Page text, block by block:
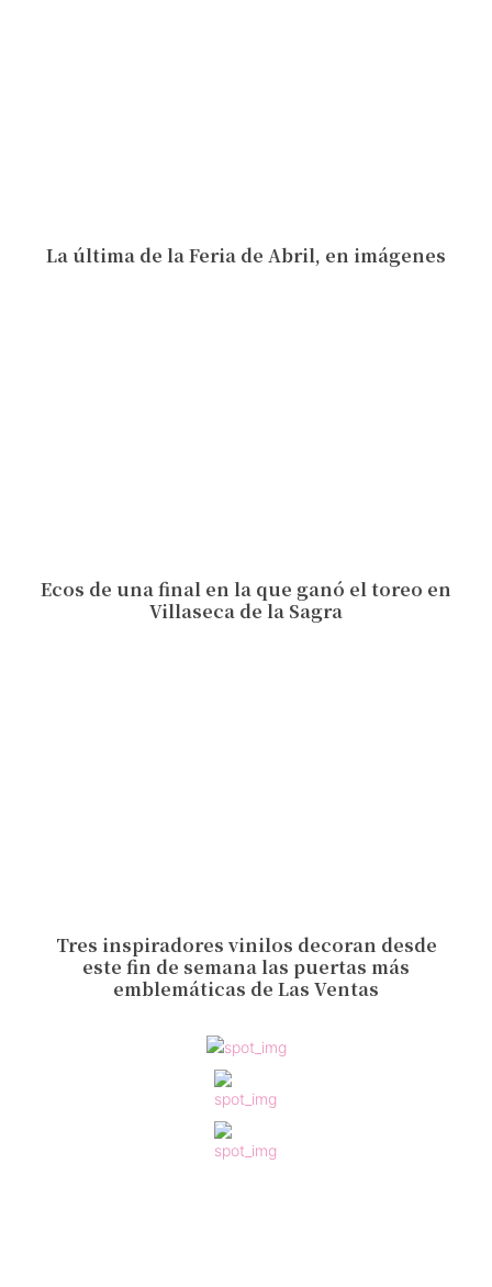
La última de la Feria de Abril, en imágenes
Ecos de una final en la que ganó el toreo en
Villaseca de la Sagra
Tres inspiradores vinilos decoran desde
este fin de semana las puertas más
emblemáticas de Las Ventas